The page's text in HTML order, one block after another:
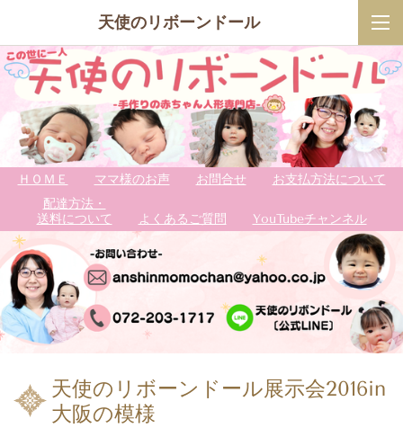
天使のリボーンドール
ＨＯＭＥ ママ様のお声 お問合せ
お支払方法について
配達方法・
送料について
よくあるご質問 YouTubeチャンネル
天使のリボーンドール展示会2016in
大阪の模様